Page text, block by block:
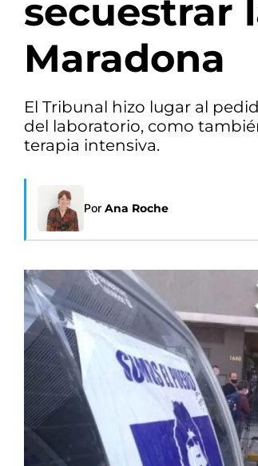
secuestrar
Maradona
El Tribunal hizo lugar al
del laboratorio, como
terapia intensiva.
Por Ana Roche